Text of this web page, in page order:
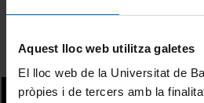
Aquest lloc web utilitza galetes
El lloc web de la Universitat de
pròpies i de tercers amb la
Ordenar